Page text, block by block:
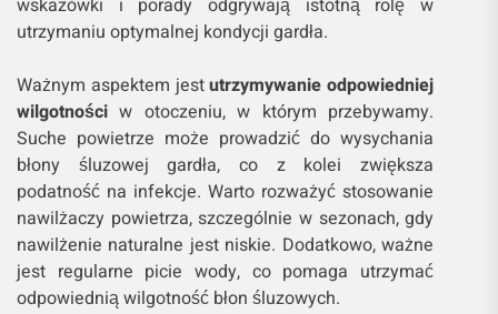
wskazówki i porady odgrywają istotną rolę w
utrzymaniu optymalnej kondycji gardła.
Ważnym aspektem jestutrzymywanie odpowiedniej
wilgotności w otoczeniu, w którym przebywamy.
Suche powietrze może prowadzić do wysychania
błony śluzowej gardła, co z kolei zwiększa
podatność na infekcje. Warto rozważyć stosowanie
nawilżaczy powietrza, szczególnie w sezonach, gdy
nawilżenie naturalne jest niskie. Dodatkowo, ważne
jest regularne picie wody, co pomaga utrzymać
odpowiednią wilgotność błon śluzowych.